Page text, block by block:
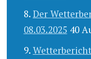
Der
08.03.2025 40